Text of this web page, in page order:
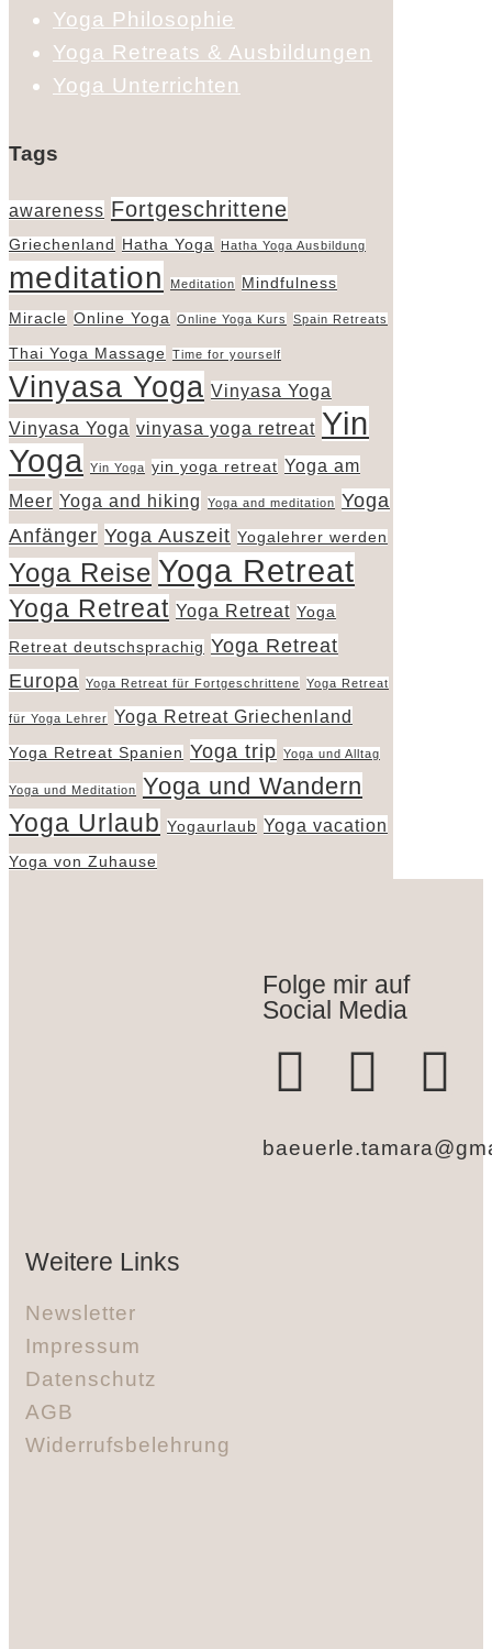
Yoga Philosophie
Yoga Retreats & Ausbildungen
Yoga Unterrichten
Tags
awareness Fortgeschrittene
Griechenland Hatha Yoga Hatha Yoga Ausbildung
meditation Meditation Mindfulness
Miracle Online Yoga Online Yoga Kurs Spain Retreats
Thai Yoga Massage Time for yourself
Vinyasa Yoga Vinyasa Yoga
Vinyasa Yoga vinyasa yoga retreat Yin
Yoga Yin Yoga yin yoga retreat Yoga am
Meer Yoga and hiking Yoga and meditation Yoga
Anfänger Yoga Auszeit Yogalehrer werden
Yoga Reise Yoga Retreat
Yoga Retreat Yoga Retreat Yoga
Retreat deutschsprachig Yoga Retreat
Europa Yoga Retreat für Fortgeschrittene Yoga Retreat
für Yoga Lehrer Yoga Retreat Griechenland
Yoga Retreat Spanien Yoga trip Yoga und Alltag
Yoga und Meditation Yoga und Wandern
Yoga Urlaub Yogaurlaub Yoga vacation
Yoga von Zuhause
Folge mir auf
Social Media
Weitere Links
Newsletter
Impressum
Datenschutz
AGB
Widerrufsbelehrung